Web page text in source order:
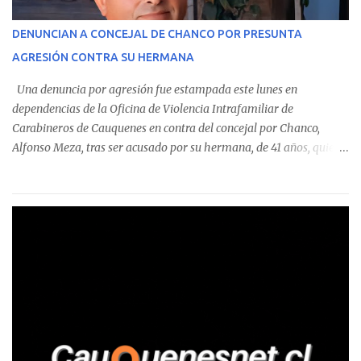
operaciones. Asimismo, se precisa que uno de los casos
corresponde a un funcionario de la Municipalidad de Chanco,
detectaron incumplimientos a la normativa vigente. El informe
precisa que la mayor cantidad de dinero apostado se registró en
Talca, donde...
DENUNCIAN A CONCEJAL DE CHANCO POR PRESUNTA
AGRESIÓN CONTRA SU HERMANA
Una denuncia por agresión fue estampada este lunes en
dependencias de la Oficina de Violencia Intrafamiliar de
Carabineros de Cauquenes en contra del concejal por Chanco,
Alfonso Meza, tras ser acusado por su hermana, de 41 años, quien
relató que los hechos ocurrieron cerca de las 11:30 horas en el
trabajadores, el edil descendió del vehículo y, en medio de la